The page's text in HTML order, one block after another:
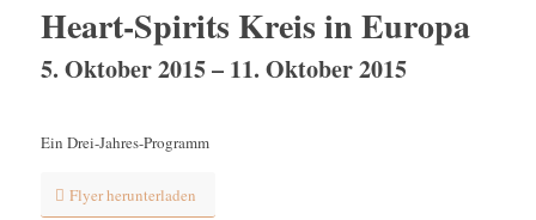
Heart-Spirits Kreis in Europa
5. Oktober 2015– 11. Oktober 2015
Ein Drei-Jahres-Programm
Flyer herunterladen